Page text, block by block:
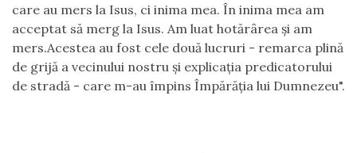
care au mers la Isus, ci inima mea. În inima mea am
acceptat să merg la Isus. Am luat hotărârea şi am
mers.Acestea au fost cele două lucruri - remarca plină
de grijă a vecinului nostru şi explicaţia predicatorului
de stradă - care m-au împins Împărăţia lui Dumnezeu".